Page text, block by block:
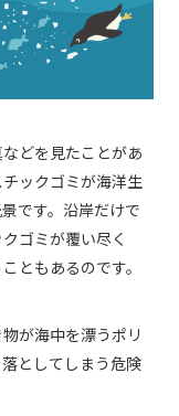
どを見たことがあ
ックゴミが海洋生
です。沿岸だけで
ゴミが覆い尽く
ともあるのです。
が海中を漂うポリ
としてしまう危険